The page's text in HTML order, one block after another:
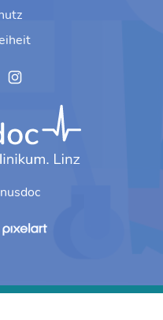
instagram